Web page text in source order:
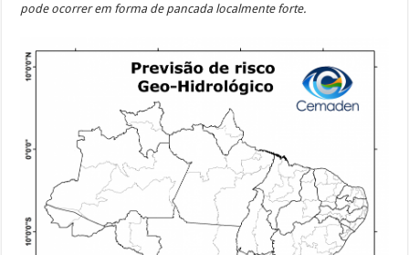
pode ocorrer em forma de pancada localmente forte.